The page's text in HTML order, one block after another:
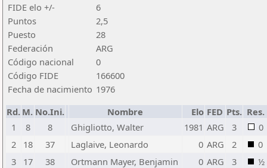
FIDE elo +/-
6
Puntos
2,5
Puesto
28
Federación
ARG
Código nacional
0
Código FIDE
166600
Fecha de nacimiento 1976
Rd. M. No.Ini. Nombre Elo FED Pts. Res.
1
8 8 Ghigliotto, Walter 1981 ARG 3
0
2
18 37 Laglaive, Leonardo 0 ARG 2
0
3
17 38 Ortmann Mayer, Benjamin 0 ARG 3
½